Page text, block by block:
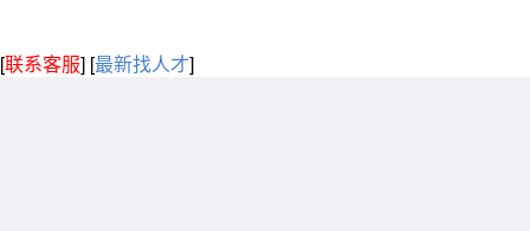
[联系客服] [最新找人才]